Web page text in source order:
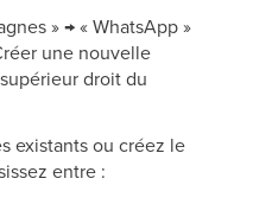
» → « WhatsApp »
une nouvelle
droit du
existants ou créez le
entre :